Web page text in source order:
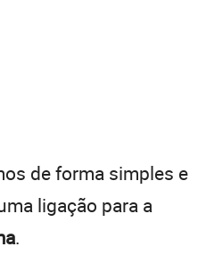
de forma simples e
ligação para a
.